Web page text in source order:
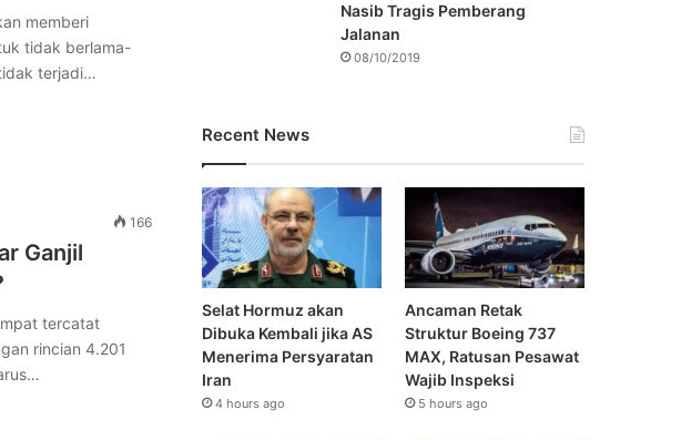
memberi
tidak berlama-
terjadi…
166
Ganjil
tercatat
rincian 4.201
Nasib Tragis Pemberang
Jalanan
08/10/2019
Recent News
Selat Hormuz akan
Dibuka Kembali jika AS
Menerima Persyaratan
Iran
4 hours ago
Ancaman Retak
Struktur Boeing 737
MAX, Ratusan Pesawat
Wajib Inspeksi
5 hours ago